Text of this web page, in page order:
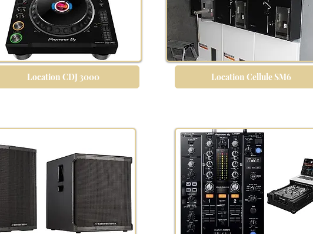
Location CDJ 3000 Location Cellule SM6